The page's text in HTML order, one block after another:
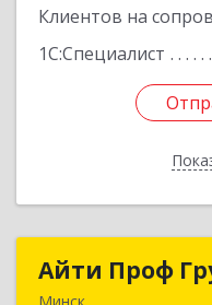
Клиентов на
1С:Специалист
Айти Проф